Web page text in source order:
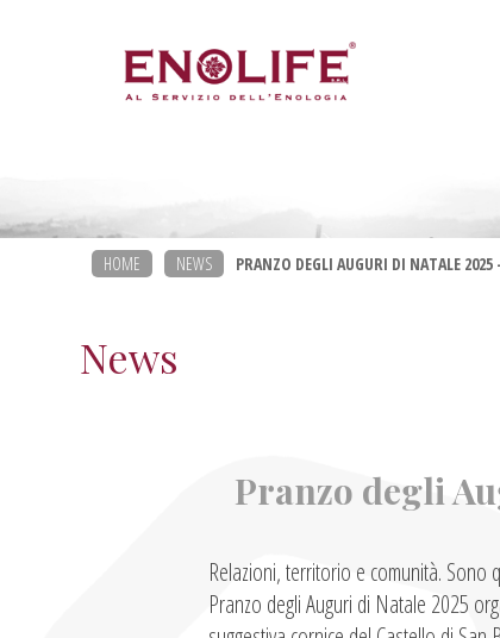
HOME NEWS PRANZO DEGLI AUGURI DI NATALE 2025
News
Pranzo degli
Relazioni, territorio e comunità. Sono
Pranzo degli Auguri di Natale 2025